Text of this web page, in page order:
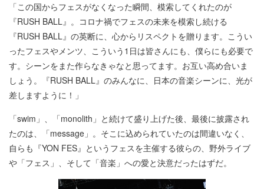
「この国からフェスがなくなった瞬間、模索してくれたのが
『RUSH BALL』。コロナ禍でフェスの未来を模索し続ける
『RUSH BALL』の英断に、心からリスペクトを贈ります。こうい
ったフェスやメンツ、こういう1日は皆さんにも、僕らにも必要で
す。シーンをまた作らなきゃなと思ってます。お互い高め合いま
しょう。『RUSH BALL』のみんなに、日本の音楽シーンに、光が
差しますように！」
「swim」、「monolith」と続けて盛り上げた後、最後に披露され
たのは、「message」。そこに込められていたのは間違いなく、
自らも『YON FES』というフェスを主催する彼らの、野外ライブ
や「フェス」、そして「音楽」への愛と決意だったはずだ。